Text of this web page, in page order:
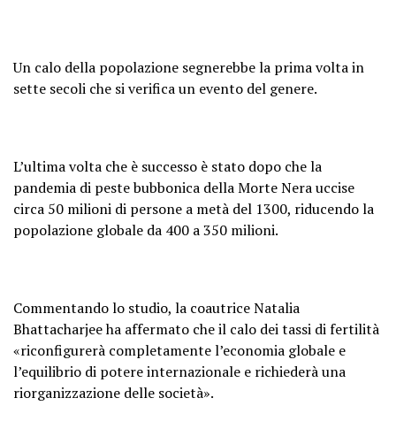
Un calo della popolazione segnerebbe la prima volta in
sette secoli che si verifica un evento del genere.
L’ultima volta che è successo è stato dopo che la
pandemia di peste bubbonica della Morte Nera uccise
circa 50 milioni di persone a metà del 1300, riducendo la
popolazione globale da 400 a 350 milioni.
Commentando lo studio, la coautrice Natalia
Bhattacharjee ha affermato che il calo dei tassi di fertilità
«riconfigurerà completamente l’economia globale e
l’equilibrio di potere internazionale e richiederà una
riorganizzazione delle società».